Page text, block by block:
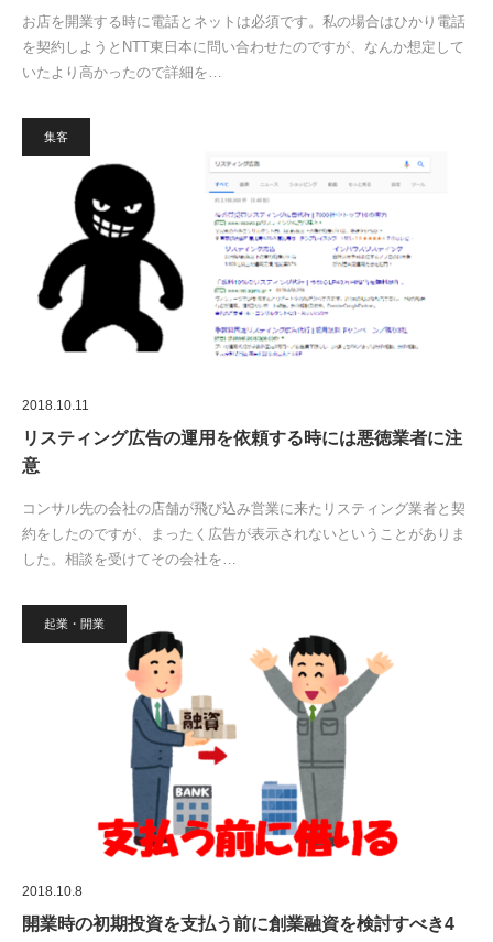
お店を開業する時に電話とネットは必須です。私の場合はひかり電話
を契約しようとNTT東日本に問い合わせたのですが、なんか想定して
いたより高かったので詳細を…
集客
2018.10.11
リスティング広告の運用を依頼する時には悪徳業者に注
意
コンサル先の会社の店舗が飛び込み営業に来たリスティング業者と契
約をしたのですが、まったく広告が表示されないということがありま
した。相談を受けてその会社を…
起業・開業
2018.10.8
開業時の初期投資を支払う前に創業融資を検討すべき4